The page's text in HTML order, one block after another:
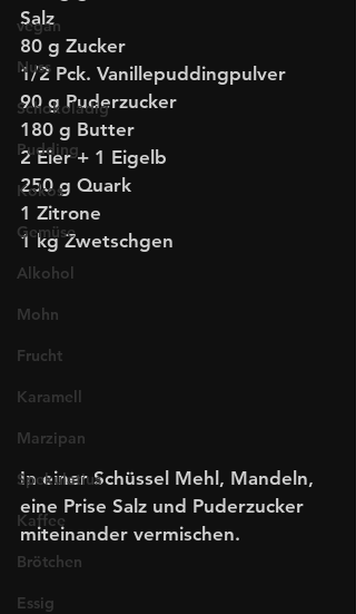
vegan
Nuss
Schokoladig
Pudding
Kokos
Gemüse
Alkohol
Mohn
Frucht
Karamell
Marzipan
Spekulatius
Kaffee
Brötchen
Essig
Salz
80 g Zucker
1/2 Pck. Vanillepuddingpulver
90 g Puderzucker
180 g Butter
2 Eier + 1 Eigelb
250 g Quark
1 Zitrone
1 kg Zwetschgen
In einer Schüssel Mehl, Mandeln,
eine Prise Salz und Puderzucker
miteinander vermischen.